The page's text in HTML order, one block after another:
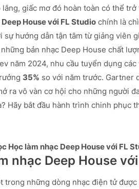
giấc mơ đó hoàn toàn có thể
House với FL Studio chính là
sự hướng dẫn tận tâm từ giảng viên
bản nhạc Deep House chất
năm 2024, nhu cầu tuyển dụng
35% so với năm trước. Gartner
ra vô vàn cơ hội cho những người
Hãy bắt đầu hành trình chinh phục
Học làm nhạc Deep House với FL
nhạc Deep House
trong những dòng nhạc điện tử